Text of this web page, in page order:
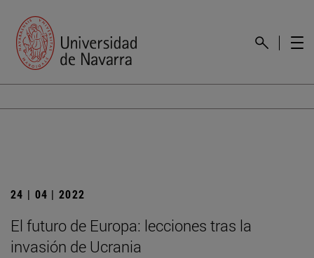
24 | 04 | 2022
El futuro de Europa: lecciones tras la
invasión de Ucrania